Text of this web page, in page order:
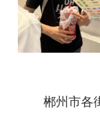
郴州市各